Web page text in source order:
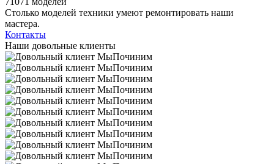
Столько моделей техники умеют ремонтировать наши
мастера.
Контакты
Наши довольные клиенты